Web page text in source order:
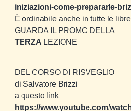
iniziazioni-come-prepararle-
È ordinabile anche in tutte le
GUARDA IL PROMO DELLA
TERZA LEZIONE
DEL CORSO DI RISVEGLIO
di Salvatore Brizzi
a questo link
https://www.youtube.com/